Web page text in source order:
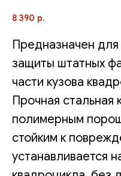
8 390 р.
Предназначен
защиты штатных
части кузова
Прочная стальная
полимерным
стойким к
устанавливается